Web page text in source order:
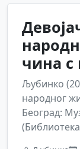
чина
Љубинко
народног
Београд: